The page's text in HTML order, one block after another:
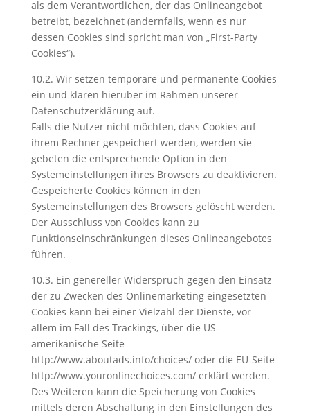
als dem Verantwortlichen, der das Onlineangebot
betreibt, bezeichnet (andernfalls, wenn es nur
dessen Cookies sind spricht man von „First-Party
Cookies“).
10.2. Wir setzen temporäre und permanente Cookies
ein und klären hierüber im Rahmen unserer
Datenschutzerklärung auf.
Falls die Nutzer nicht möchten, dass Cookies auf
ihrem Rechner gespeichert werden, werden sie
gebeten die entsprechende Option in den
Systemeinstellungen ihres Browsers zu deaktivieren.
Gespeicherte Cookies können in den
Systemeinstellungen des Browsers gelöscht werden.
Der Ausschluss von Cookies kann zu
Funktionseinschränkungen dieses Onlineangebotes
führen.
10.3. Ein genereller Widerspruch gegen den Einsatz
der zu Zwecken des Onlinemarketing eingesetzten
Cookies kann bei einer Vielzahl der Dienste, vor
allem im Fall des Trackings, über die US-
amerikanische Seite
http://www.aboutads.info/choices/ oder die EU-Seite
http://www.youronlinechoices.com/ erklärt werden.
Des Weiteren kann die Speicherung von Cookies
mittels deren Abschaltung in den Einstellungen des